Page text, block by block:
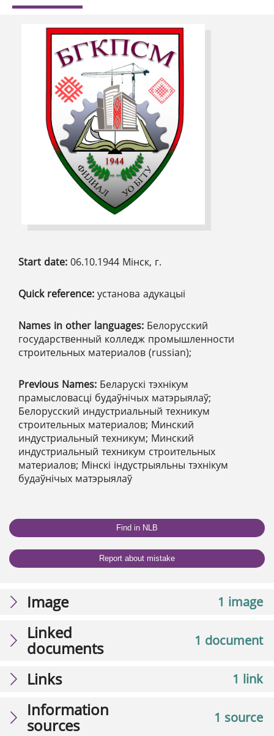
Start date: 06.10.1944 Мінск, г.
Quick reference: установа адукацыі
Names in other languages: Белорусский
государственный колледж промышленности
строительных материалов (russian);
Previous Names: Беларускі тэхнікум
прамысловасці будаўнічых матэрыялаў;
Белорусский индустриальный техникум
строительных материалов; Минский
индустриальный техникум; Минский
индустриальный техникум строительных
материалов; Мінскі індустрыяльны тэхнікум
будаўнічых матэрыялаў
Find in NLB
Report about mistake
1 image
Image
1 document
Linked
documents
1 link
Links
1 source
Information
sources